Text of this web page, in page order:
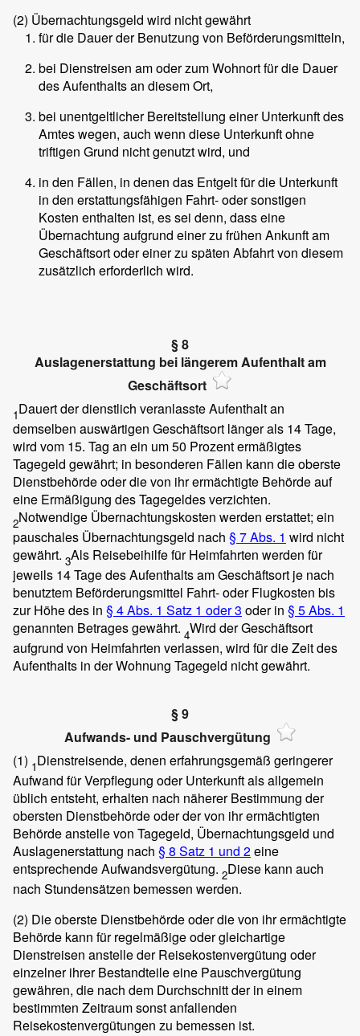
(2) Übernachtungsgeld wird nicht gewährt
für die Dauer der Benutzung von Beförderungsmitteln,
bei Dienstreisen am oder zum Wohnort für die Dauer
des Aufenthalts an diesem Ort,
bei unentgeltlicher Bereitstellung einer Unterkunft des
Amtes wegen, auch wenn diese Unterkunft ohne
triftigen Grund nicht genutzt wird, und
in den Fällen, in denen das Entgelt für die Unterkunft
in den erstattungsfähigen Fahrt- oder sonstigen
Kosten enthalten ist, es sei denn, dass eine
Übernachtung aufgrund einer zu frühen Ankunft am
Geschäftsort oder einer zu späten Abfahrt von diesem
zusätzlich erforderlich wird.
§ 8
Auslagenerstattung bei längerem Aufenthalt am
Geschäftsort
1Dauert der dienstlich veranlasste Aufenthalt an
demselben auswärtigen Geschäftsort länger als 14 Tage,
wird vom 15. Tag an ein um 50 Prozent ermäßigtes
Tagegeld gewährt; in besonderen Fällen kann die oberste
Dienstbehörde oder die von ihr ermächtigte Behörde auf
eine Ermäßigung des Tagegeldes verzichten.
2Notwendige Übernachtungskosten werden erstattet; ein
pauschales Übernachtungsgeld nach § 7 Abs. 1 wird nicht
gewährt. 3Als Reisebeihilfe für Heimfahrten werden für
jeweils 14 Tage des Aufenthalts am Geschäftsort je nach
benutztem Beförderungsmittel Fahrt- oder Flugkosten bis
zur Höhe des in § 4 Abs. 1 Satz 1 oder 3 oder in § 5 Abs. 1
genannten Betrages gewährt. 4Wird der Geschäftsort
aufgrund von Heimfahrten verlassen, wird für die Zeit des
Aufenthalts in der Wohnung Tagegeld nicht gewährt.
§ 9
Aufwands- und Pauschvergütung
(1) 1Dienstreisende, denen erfahrungsgemäß geringerer
Aufwand für Verpflegung oder Unterkunft als allgemein
üblich entsteht, erhalten nach näherer Bestimmung der
obersten Dienstbehörde oder der von ihr ermächtigten
Behörde anstelle von Tagegeld, Übernachtungsgeld und
Auslagenerstattung nach § 8 Satz 1 und 2eine
entsprechende Aufwandsvergütung. 2Diese kann auch
nach Stundensätzen bemessen werden.
(2) Die oberste Dienstbehörde oder die von ihr ermächtigte
Behörde kann für regelmäßige oder gleichartige
Dienstreisen anstelle der Reisekostenvergütung oder
einzelner ihrer Bestandteile eine Pauschvergütung
gewähren, die nach dem Durchschnitt der in einem
bestimmten Zeitraum sonst anfallenden
Reisekostenvergütungen zu bemessen ist.